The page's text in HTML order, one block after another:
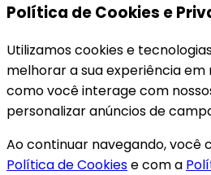
Política de Cookies e
Utilizamos cookies e
melhorar a sua experiência
como você interage com
personalizar anúncios de
Ao continuar navegando, você
Política de Cookiese com a